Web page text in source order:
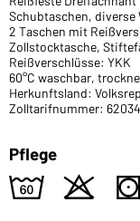
Schubtaschen, diverse
2 Taschen mit
Zollstocktasche,
Reißverschlüsse: YKK
60°C waschbar,
Herkunftsland:
Zolltarifnummer:
Pflege
4 o s